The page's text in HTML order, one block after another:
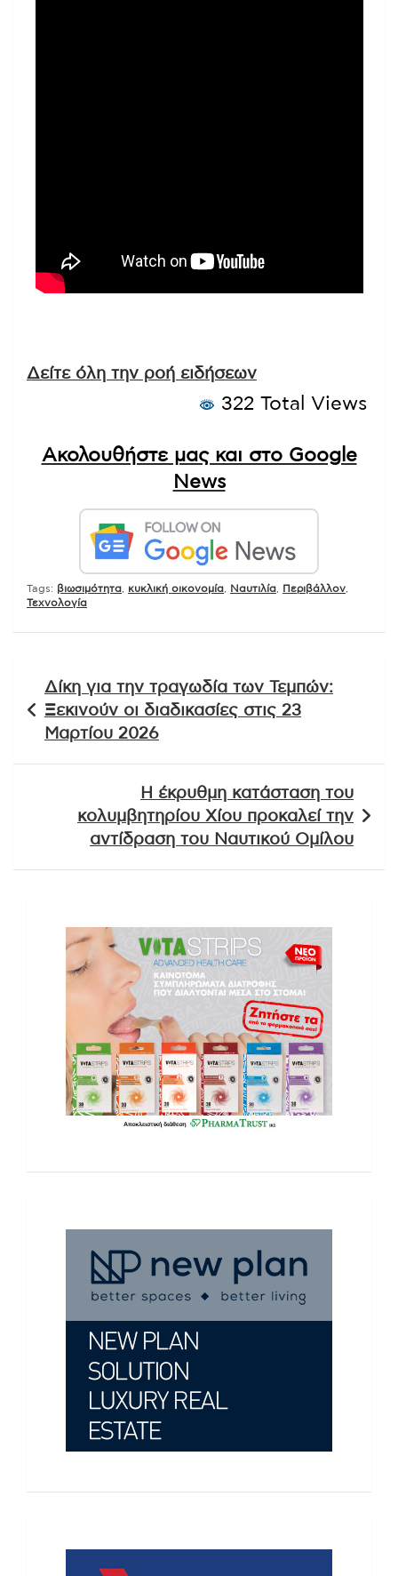
Δείτε όλη την ροή ειδήσεων
322 Total Views
Ακολουθήστε μας και στο Google
News
Tags: βιωσιμότητα κυκλική οικονομία Ναυτιλία Περιβάλλον
Τεχνολογία
άρθρων
Δίκη για την τραγωδία των Τεμπών:
Ξεκινούν οι διαδικασίες στις 23
Μαρτίου 2026
Η έκρυθμη κατάσταση του
κολυμβητηρίου Χίου προκαλεί την
αντίδραση του Ναυτικού Ομίλου